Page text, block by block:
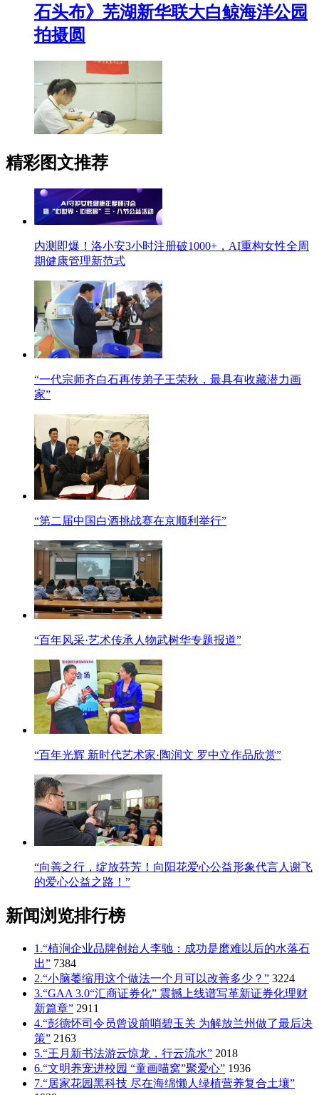
石头布》芜湖新华联大白鲸海洋公园
拍摄圆
精彩图文推荐
内测即爆！洛小安3小时注册破1000+，AI重构女性全周
期健康管理新范式
“一代宗师齐白石再传弟子王荣秋，最具有收藏潜力画
家”
“第二届中国白酒挑战赛在京顺利举行”
“百年风采·艺术传承人物武树华专题报道”
“百年光辉 新时代艺术家·陶润文 罗中立作品欣赏”
“向善之行，绽放芬芳！向阳花爱心公益形象代言人谢飞
的爱心公益之路！”
新闻浏览排行榜
1.“植涧企业品牌创始人李驰：成功是磨难以后的水落石
出” 7384
2.“小脑萎缩用这个做法一个月可以改善多少？” 3224
3.“GAA 3.0“汇商证券化” 震撼上线谱写革新证券化理财
新篇章” 2911
4.“彭德怀司令员曾设前哨碧玉关 为解放兰州做了最后决
策” 2163
5.“王月新书法游云惊龙，行云流水” 2018
6.“文明养宠进校园 “童画喵窝”聚爱心” 1936
7.“居家花园黑科技 尽在海绵懒人绿植营养复合土壤”